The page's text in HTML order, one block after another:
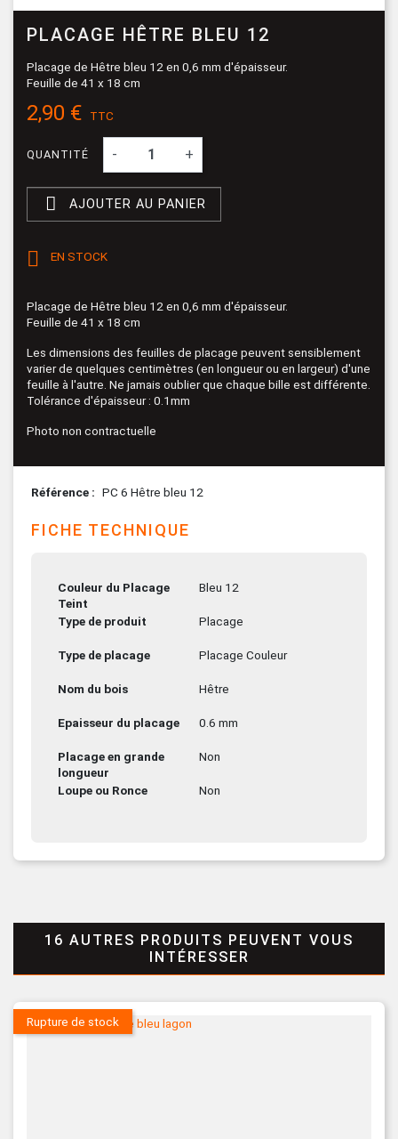
PLACAGE HÊTRE BLEU 12
Placage de Hêtre bleu 12 en 0,6 mm d'épaisseur.
Feuille de 41 x 18 cm
2,90 € TTC
QUANTITÉ - +
 AJOUTER AU PANIER
 EN STOCK
Placage de Hêtre bleu 12 en 0,6 mm d'épaisseur.
Feuille de 41 x 18 cm
Les dimensions des feuilles de placage peuvent sensiblement
varier de quelques centimètres (en longueur ou en largeur) d'une
feuille à l'autre. Ne jamais oublier que chaque bille est différente.
Tolérance d'épaisseur : 0.1mm
Photo non contractuelle
Référence PC 6 Hêtre bleu 12
FICHE TECHNIQUE
Couleur du Placage
Teint
Bleu 12
Type de produit Placage
Type de placage Placage Couleur
Nom du bois Hêtre
Epaisseur du placage 0.6 mm
Placage en grande
longueur
Non
Loupe ou Ronce Non
16 AUTRES PRODUITS PEUVENT VOUS
INTÉRESSER
Rupture de stock